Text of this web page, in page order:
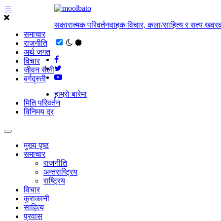
समाचार
राजनीति
अर्थ जगत
विचार
जीवन सैली
बर्गदृस्ती
सकारात्मक परिवर्तनवाहक विचार, कला/साहित्य र सत्य
हाम्राे बारेमा
मिति परिवर्तन
विनिमय दर
मुख्य पृष्ठ
समाचार
राजनीति
अन्तराष्ट्रिय
राष्ट्रिय
विचार
कुराकानी
साहित्य
प्रवास